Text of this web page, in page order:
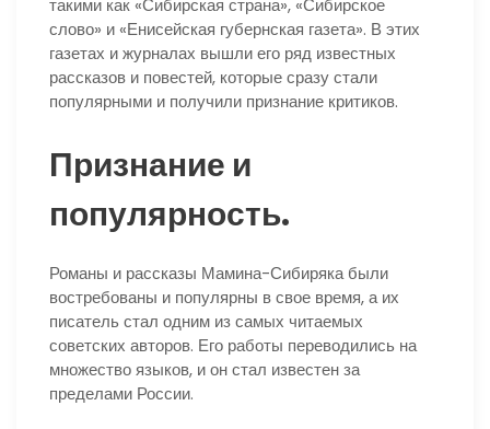
такими как «Сибирская страна», «Сибирское
слово» и «Енисейская губернская газета». В этих
газетах и журналах вышли его ряд известных
рассказов и повестей, которые сразу стали
популярными и получили признание критиков.
Признание и
популярность.
Романы и рассказы Мамина-Сибиряка были
востребованы и популярны в свое время, а их
писатель стал одним из самых читаемых
советских авторов. Его работы переводились на
множество языков, и он стал известен за
пределами России.